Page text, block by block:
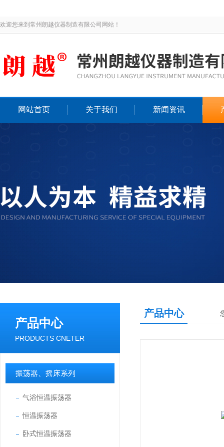
欢迎您来到常州朗越仪器制造有限公司网站！
网站首页 关于我们 新闻资讯
产品中心
PRODUCTS CNETER
振荡器、摇床系列
气浴恒温振荡器
恒温振荡器
卧式恒温振荡器
产品中心